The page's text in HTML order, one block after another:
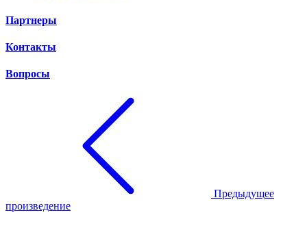
Партнеры
Контакты
Вопросы
Предыдущее
произведение